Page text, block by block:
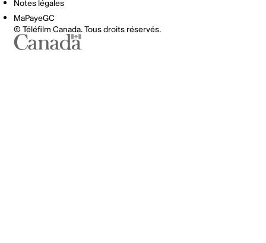
Notes légales
MaPayeGC
© Téléfilm Canada. Tous droits réservés.